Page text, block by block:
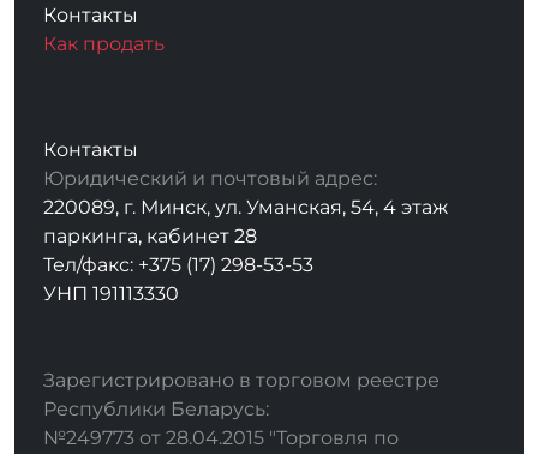
Контакты
Как продать
Контакты
Юридический и почтовый адрес:
220089, г. Минск, ул. Уманская, 54, 4 этаж
паркинга, кабинет 28
Тел/факс: +375 (17) 298-53-53
УНП 191113330
Зарегистрировано в торговом реестре
Республики Беларусь:
№249773 от 28.04.2015 "Торговля по